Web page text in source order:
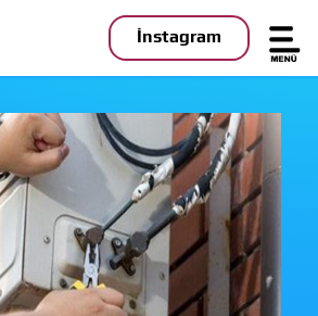
İnstagram